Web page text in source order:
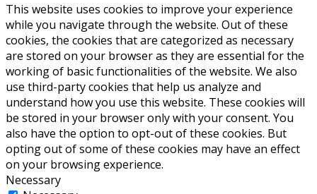
This website uses cookies to improve your experience
while you navigate through the website. Out of these
cookies, the cookies that are categorized as necessary
are stored on your browser as they are essential for the
working of basic functionalities of the website. We also
use third-party cookies that help us analyze and
understand how you use this website. These cookies will
be stored in your browser only with your consent. You
also have the option to opt-out of these cookies. But
opting out of some of these cookies may have an effect
on your browsing experience.
Necessary